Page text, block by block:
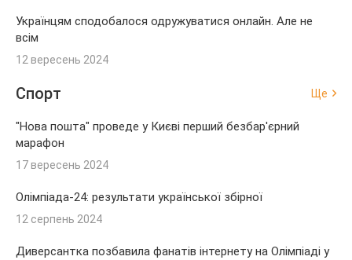
Українцям сподобалося одружуватися онлайн. Але не
всім
12 вересень 2024
Спорт Ще
"Нова пошта" проведе у Києві перший безбар'єрний
марафон
17 вересень 2024
Олімпіада-24: результати української збірної
12 серпень 2024
Диверсантка позбавила фанатів інтернету на Олімпіаді у